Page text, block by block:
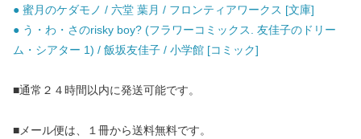
● 蜜月のケダモノ / 六堂 葉月 / フロンティアワークス [文庫]
● う・わ・さのrisky boy? (フラワーコミックス. 友佳子のドリー
ム・シアター 1) / 飯坂友佳子 / 小学館 [コミック]
■通常２４時間以内に発送可能です。
■メール便は、１冊から送料無料です。